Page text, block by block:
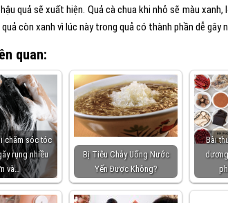
quả sẽ xuất hiện. Quả cà chua khi nhỏ sẽ màu
còn xanh vì lúc này trong quả có thành phần dễ gây
quan:
chăm sóc tóc
rụng nhiều
và…
Bị Tiêu Chảy Uống Nước
Yến Được Không?
Bài